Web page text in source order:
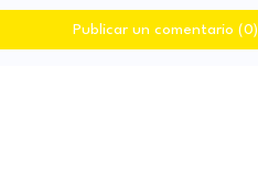
Publicar un comentario (0)